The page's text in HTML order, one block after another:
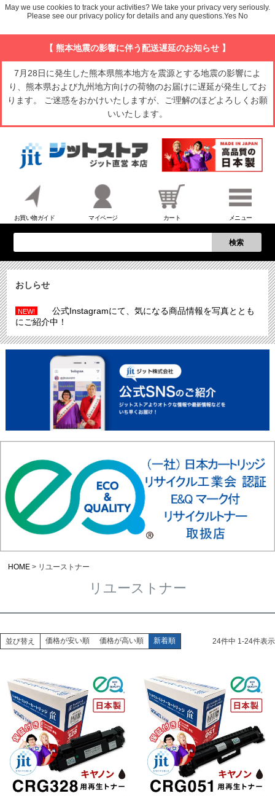
【 熊本地震の影響に伴う配送遅延のお知らせ 】
7月28日に発生した熊本県熊本地方を震源とする地震の影響によ
り、熊本県および九州地方向けの荷物のお届けに遅延が発生してお
ります。 ご迷惑をおかけいたしますが、ご理解のほどよろしくお願
いいたします。
お買い物ガイド マイページ カート メニュー
検索
おしらせ
NEW!
公式Instagramにて、気になる商品情報を写真ととも
にご紹介中！
HOME リユーストナー
リユーストナー
並び替え 価格が安い順 価格が高い順 新着順 24件中 1-24件表示
May we use cookies to track your activities? We take your privacy very seriously.
Please see our privacy policy for details and any questions.Yes No